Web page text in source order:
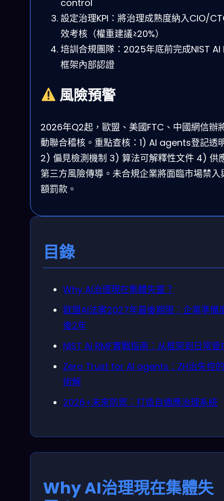
control
設定治理KPI：將治理成熟度納入CIO/
效考核（權重建議≥20%）
培訓合規團隊：2025年底前完成NIST AI
框架內部認證
風險預警
2026年Q2起，歐盟、美國FTC、中國網信辦
動聯合稽核。重點查核：1) AI agents登記透
2) 偏見檢測機制 3) 算法可解釋性文件 4) 供
第三方風險傳導。未合規企業將面臨市場禁入
額罰款。
目錄
Why AI治理現在集體失靈？
歐盟AI法案2027年最後期限：企業準備
後2年
NIST AI RMF實戰指南：从框架到日常管
Zero Trust for AI agents：ZH治失控
術解
2026+未來防禦：打造自適應治理系統
Why AI治理現在集體失